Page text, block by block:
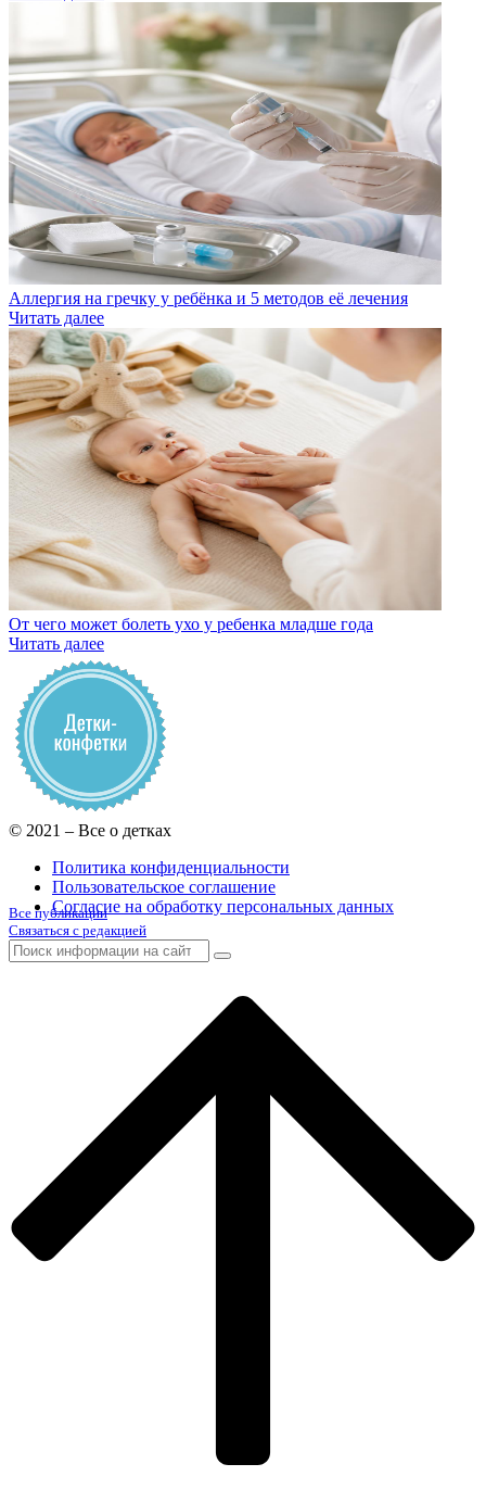
Аллергия на гречку у ребёнка и 5 методов её лечения
Читать далее
От чего может болеть ухо у ребенка младше года
Читать далее
© 2021 – Все о детках
Политика конфиденциальности
Пользовательское соглашение
Согласие на обработку персональных данных
Все публикации
Связаться с редакцией